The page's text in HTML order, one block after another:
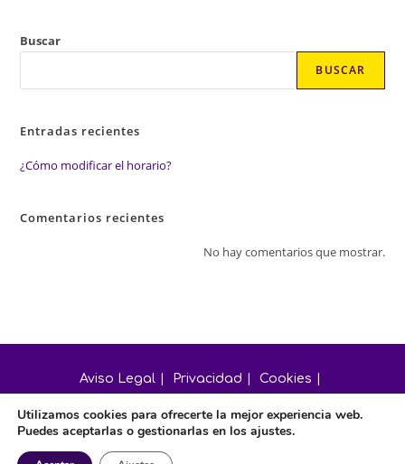
Buscar
BUSCAR
Entradas recientes
¿Cómo modificar el horario?
Comentarios recientes
No hay comentarios que mostrar.
Aviso Legal Privacidad Cookies
Condiciones de Contratación
Utilizamos cookies para ofrecerte la mejor experiencia web.
Puedes aceptarlas o gestionarlas en los ajustes.